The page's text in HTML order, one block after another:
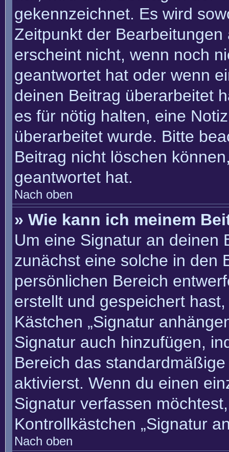
gekennzeichnet. Es wird
Zeitpunkt der
erscheint nicht, wenn noch
geantwortet hat oder wenn
deinen Beitrag überarbeitet
es für nötig halten, eine
überarbeitet wurde. Bitte
Beitrag nicht löschen
geantwortet hat.
Nach oben
» Wie kann ich meinem
Um eine Signatur an deinen
zunächst eine solche in den
persönlichen Bereich
erstellt und gespeichert
Kästchen „Signatur
Signatur auch hinzufügen,
Bereich das
aktivierst. Wenn du einen
Signatur verfassen
Kontrollkästchen „Signatur
Nach oben